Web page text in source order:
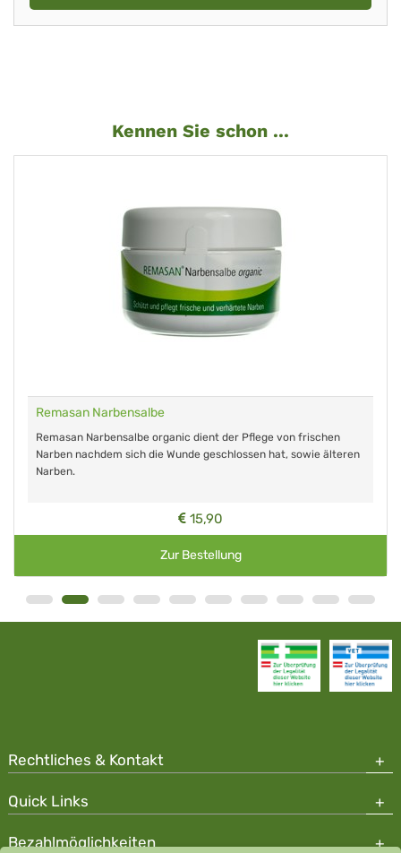
Kennen Sie schon ...
Remasan Narbensalbe
Remasan Narbensalbe organic dient der Pflege von frischen
Narben nachdem sich die Wunde geschlossen hat, sowie älteren
Narben.
15,90
Zur Bestellung
Rechtliches & Kontakt
Quick Links
Bezahlmöglichkeiten